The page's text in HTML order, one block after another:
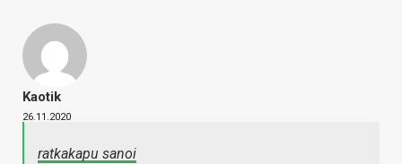
Kaotik
26.11.2020
ratkakapu sanoi